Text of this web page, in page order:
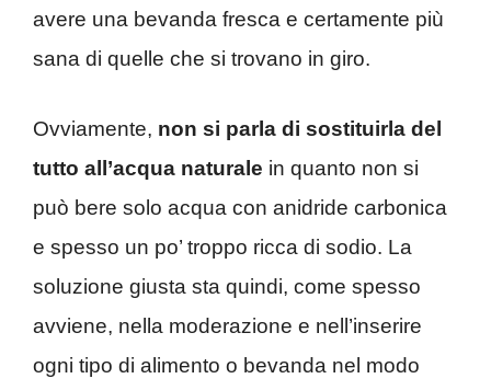
avere una bevanda fresca e certamente più
sana di quelle che si trovano in giro.
Ovviamente, non si parla di sostituirla del
tutto all’acqua naturale in quanto non si
può bere solo acqua con anidride carbonica
e spesso un po’ troppo ricca di sodio. La
soluzione giusta sta quindi, come spesso
avviene, nella moderazione e nell’inserire
ogni tipo di alimento o bevanda nel modo